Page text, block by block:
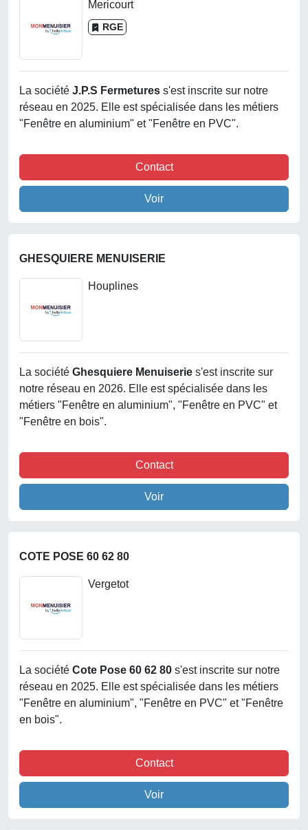
Mericourt
RGE
La société J.p.s Fermetures s'est inscrite sur notre
réseau en 2025. Elle est spécialisée dans les métiers
"Fenêtre en aluminium" et "Fenêtre en PVC".
Contact
Voir
GHESQUIERE MENUISERIE
Houplines
La société Ghesquiere Menuiserie s'est inscrite sur
notre réseau en 2026. Elle est spécialisée dans les
métiers "Fenêtre en aluminium", "Fenêtre en PVC" et
"Fenêtre en bois".
Contact
Voir
COTE POSE 60 62 80
Vergetot
La société Cote Pose 60 62 80 s'est inscrite sur notre
réseau en 2025. Elle est spécialisée dans les métiers
"Fenêtre en aluminium", "Fenêtre en PVC" et "Fenêtre
en bois".
Contact
Voir